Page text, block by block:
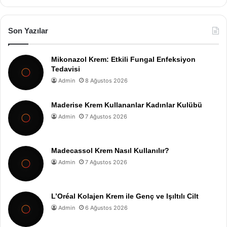
Son Yazılar
Mikonazol Krem: Etkili Fungal Enfeksiyon
Tedavisi
Admin 8 Ağustos 2026
Maderise Krem Kullananlar Kadınlar Kulübü
Admin 7 Ağustos 2026
Madecassol Krem Nasıl Kullanılır?
Admin 7 Ağustos 2026
L’Oréal Kolajen Krem ile Genç ve Işıltılı Cilt
Admin 6 Ağustos 2026